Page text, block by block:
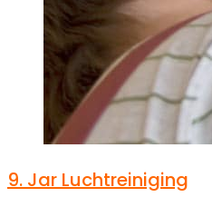
9. Jar Luchtreiniging